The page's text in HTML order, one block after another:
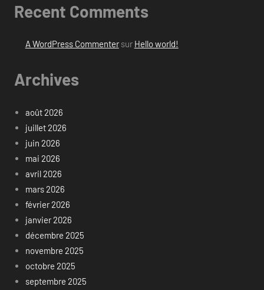
Recent Comments
A WordPress Commentersur Hello world!
Archives
août 2026
juillet 2026
juin 2026
mai 2026
avril 2026
mars 2026
février 2026
janvier 2026
décembre 2025
novembre 2025
octobre 2025
septembre 2025